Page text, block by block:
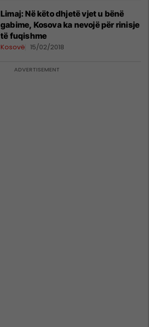
Limaj: Në këto dhjetë vjet u bënë
gabime, Kosova ka nevojë për rinisje
të fuqishme
Kosovë 15/02/2018